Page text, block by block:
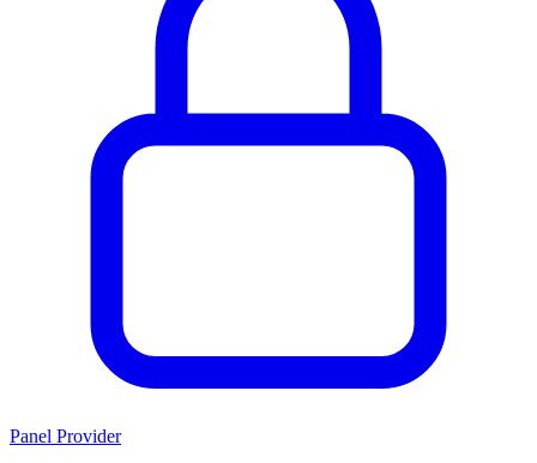
Panel Provider